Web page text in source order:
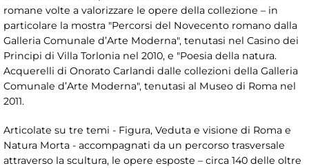
romane volte a valorizzare le opere della collezione – in
particolare la mostra "Percorsi del Novecento romano dalla
Galleria Comunale d’Arte Moderna", tenutasi nel Casino dei
Principi di Villa Torlonia nel 2010, e "Poesia della natura.
Acquerelli di Onorato Carlandi dalle collezioni della Galleria
Comunale d’Arte Moderna", tenutasi al Museo di Roma nel
2011.
Articolate su tre temi - Figura, Veduta e visione di Roma e
Natura Morta - accompagnati da un percorso trasversale
attraverso la scultura, le opere esposte – circa 140 delle oltre